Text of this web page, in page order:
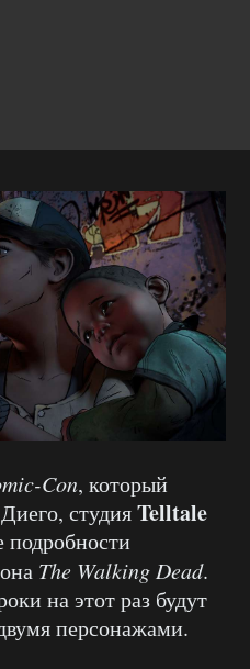
Con, который
студияTelltale
подробности
The WalkingDead.
на этот раз будут
персонажами.